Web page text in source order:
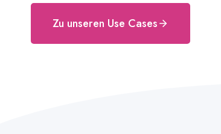
Zu unseren Use Cases